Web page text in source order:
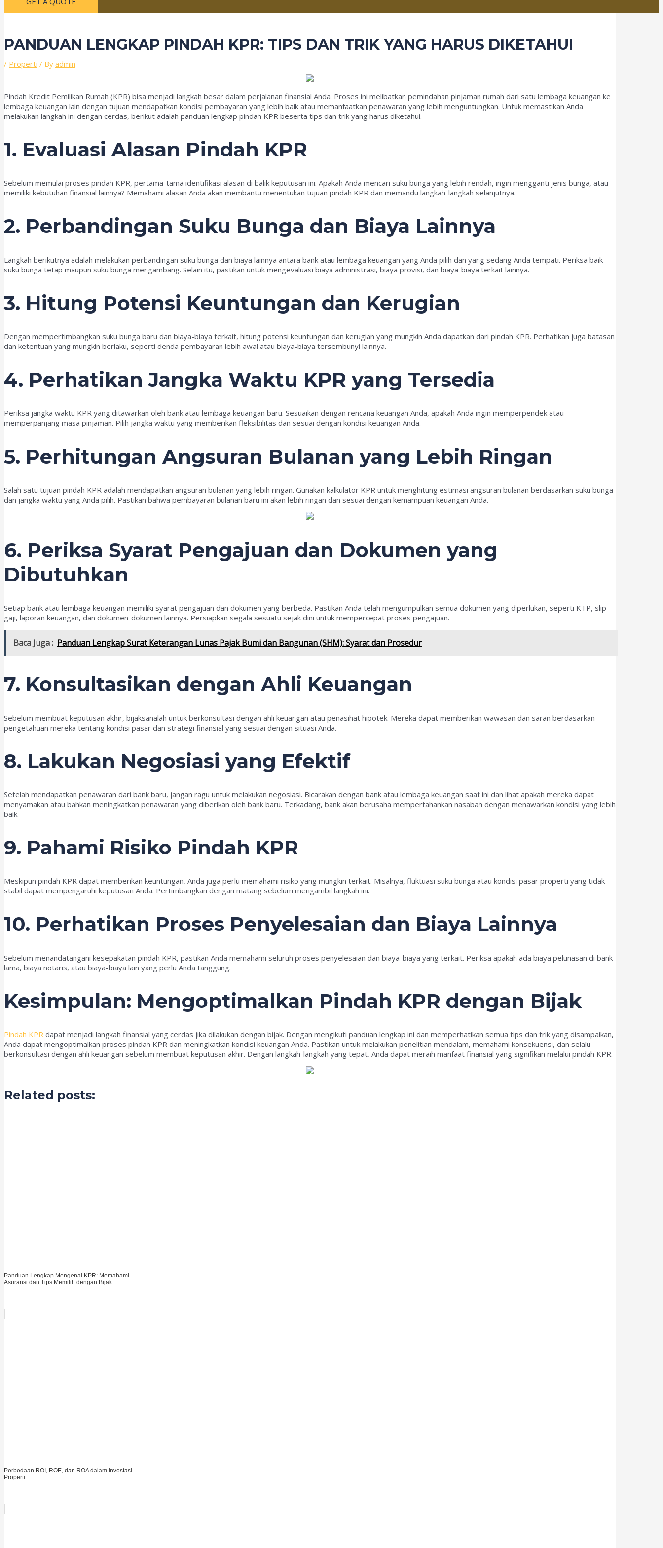
PANDUAN LENGKAP PINDAH KPR: TIPS DAN TRIK YANG HARUS DIKETAHUI
/ Properti / By admin
Pindah Kredit Pemilikan Rumah (KPR) bisa menjadi langkah besar dalam perjalanan finansial Anda. Proses ini melibatkan pemindahan pinjaman rumah dari satu lembaga keuangan ke
lembaga keuangan lain dengan tujuan mendapatkan kondisi pembayaran yang lebih baik atau memanfaatkan penawaran yang lebih menguntungkan. Untuk memastikan Anda
melakukan langkah ini dengan cerdas, berikut adalah panduan lengkap pindah KPR beserta tips dan trik yang harus diketahui.
1. Evaluasi Alasan Pindah KPR
Sebelum memulai proses pindah KPR, pertama-tama identifikasi alasan di balik keputusan ini. Apakah Anda mencari suku bunga yang lebih rendah, ingin mengganti jenis bunga, atau
memiliki kebutuhan finansial lainnya? Memahami alasan Anda akan membantu menentukan tujuan pindah KPR dan memandu langkah-langkah selanjutnya.
2. Perbandingan Suku Bunga dan Biaya Lainnya
Langkah berikutnya adalah melakukan perbandingan suku bunga dan biaya lainnya antara bank atau lembaga keuangan yang Anda pilih dan yang sedang Anda tempati. Periksa baik
suku bunga tetap maupun suku bunga mengambang. Selain itu, pastikan untuk mengevaluasi biaya administrasi, biaya provisi, dan biaya-biaya terkait lainnya.
3. Hitung Potensi Keuntungan dan Kerugian
Dengan mempertimbangkan suku bunga baru dan biaya-biaya terkait, hitung potensi keuntungan dan kerugian yang mungkin Anda dapatkan dari pindah KPR. Perhatikan juga batasan
dan ketentuan yang mungkin berlaku, seperti denda pembayaran lebih awal atau biaya-biaya tersembunyi lainnya.
4. Perhatikan Jangka Waktu KPR yang Tersedia
Periksa jangka waktu KPR yang ditawarkan oleh bank atau lembaga keuangan baru. Sesuaikan dengan rencana keuangan Anda, apakah Anda ingin memperpendek atau
memperpanjang masa pinjaman. Pilih jangka waktu yang memberikan fleksibilitas dan sesuai dengan kondisi keuangan Anda.
5. Perhitungan Angsuran Bulanan yang Lebih Ringan
Salah satu tujuan pindah KPR adalah mendapatkan angsuran bulanan yang lebih ringan. Gunakan kalkulator KPR untuk menghitung estimasi angsuran bulanan berdasarkan suku bunga
dan jangka waktu yang Anda pilih. Pastikan bahwa pembayaran bulanan baru ini akan lebih ringan dan sesuai dengan kemampuan keuangan Anda.
6. Periksa Syarat Pengajuan dan Dokumen yang
Dibutuhkan
Setiap bank atau lembaga keuangan memiliki syarat pengajuan dan dokumen yang berbeda. Pastikan Anda telah mengumpulkan semua dokumen yang diperlukan, seperti KTP, slip
gaji, laporan keuangan, dan dokumen-dokumen lainnya. Persiapkan segala sesuatu sejak dini untuk mempercepat proses pengajuan.
Baca Juga : Panduan Lengkap Surat Keterangan Lunas Pajak Bumi dan Bangunan (SHM): Syarat dan Prosedur
7. Konsultasikan dengan Ahli Keuangan
Sebelum membuat keputusan akhir, bijaksanalah untuk berkonsultasi dengan ahli keuangan atau penasihat hipotek. Mereka dapat memberikan wawasan dan saran berdasarkan
pengetahuan mereka tentang kondisi pasar dan strategi finansial yang sesuai dengan situasi Anda.
8. Lakukan Negosiasi yang Efektif
Setelah mendapatkan penawaran dari bank baru, jangan ragu untuk melakukan negosiasi. Bicarakan dengan bank atau lembaga keuangan saat ini dan lihat apakah mereka dapat
menyamakan atau bahkan meningkatkan penawaran yang diberikan oleh bank baru. Terkadang, bank akan berusaha mempertahankan nasabah dengan menawarkan kondisi yang lebih
baik.
9. Pahami Risiko Pindah KPR
Meskipun pindah KPR dapat memberikan keuntungan, Anda juga perlu memahami risiko yang mungkin terkait. Misalnya, fluktuasi suku bunga atau kondisi pasar properti yang tidak
stabil dapat mempengaruhi keputusan Anda. Pertimbangkan dengan matang sebelum mengambil langkah ini.
10. Perhatikan Proses Penyelesaian dan Biaya Lainnya
Sebelum menandatangani kesepakatan pindah KPR, pastikan Anda memahami seluruh proses penyelesaian dan biaya-biaya yang terkait. Periksa apakah ada biaya pelunasan di bank
lama, biaya notaris, atau biaya-biaya lain yang perlu Anda tanggung.
Kesimpulan: Mengoptimalkan Pindah KPR dengan Bijak
Pindah KPR dapat menjadi langkah finansial yang cerdas jika dilakukan dengan bijak. Dengan mengikuti panduan lengkap ini dan memperhatikan semua tips dan trik yang disampaikan,
Anda dapat mengoptimalkan proses pindah KPR dan meningkatkan kondisi keuangan Anda. Pastikan untuk melakukan penelitian mendalam, memahami konsekuensi, dan selalu
berkonsultasi dengan ahli keuangan sebelum membuat keputusan akhir. Dengan langkah-langkah yang tepat, Anda dapat meraih manfaat finansial yang signifikan melalui pindah KPR.
Related posts:
Panduan Lengkap Mengenai KPR: Memahami
Asuransi dan Tips Memilih dengan Bijak
Perbedaan ROI, ROE, dan ROA dalam Investasi
Properti